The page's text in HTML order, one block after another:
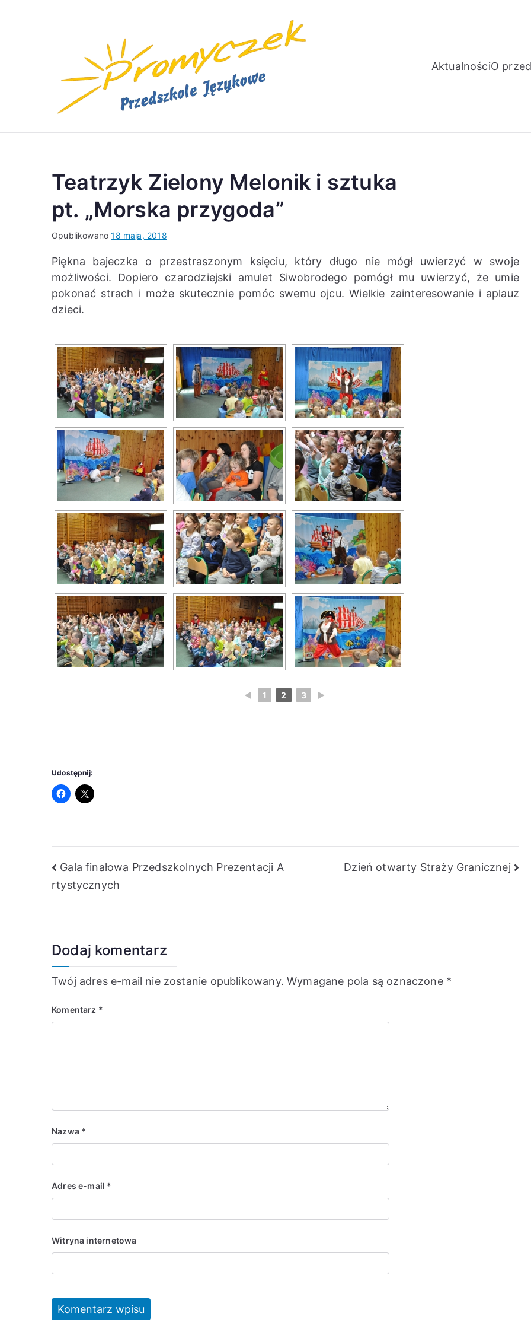
Niepubliczne Przedszkole Językowe
AktualnościO
Teatrzyk Zielony Melonik i sztuka
pt. „Morska przygoda”
Opublikowano18 maja, 2018
Piękna bajeczka o przestraszonym księciu, który długo nie mógł uwierzyć w swoje
możliwości. Dopiero czarodziejski amulet Siwobrodego pomógł mu uwierzyć, że umie
pokonać strach i może skutecznie pomóc swemu ojcu. Wielkie zainteresowanie i aplauz
dzieci.
◄ 1 2 3 ►
Udostępnij:
Nawigacja
wpisu
Gala finałowa Przedszkolnych Prezentacji A
rtystycznych
Dzień otwarty Straży Granicznej
Dodaj komentarz
Twój adres e-mail nie zostanie opublikowany. Wymagane pola są oznaczone *
Komentarz *
Nazwa *
Adres e-mail *
Witryna internetowa